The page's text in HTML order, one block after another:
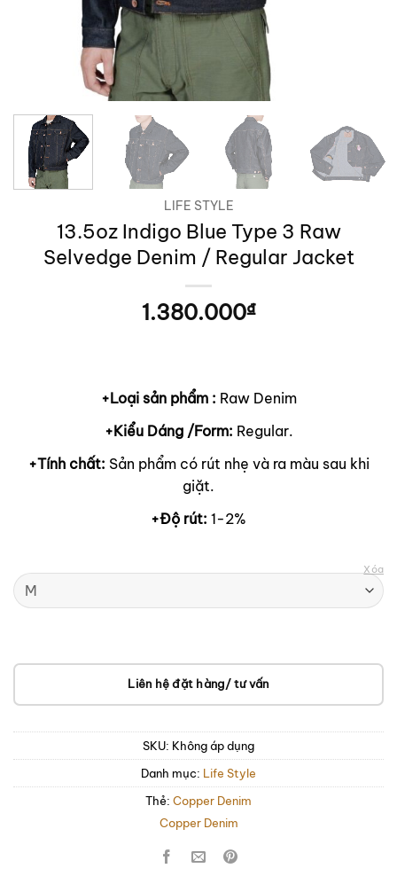
LIFE STYLE
13.5oz Indigo Blue Type 3 Raw
Selvedge Denim / Regular Jacket
1.380.000₫
+Loại sản phẩm : Raw Denim
+Kiểu Dáng /Form: Regular.
+Tính chất: Sản phẩm có rút nhẹ và ra màu sau khi
giặt.
+Độ rút: 1-2%
Xóa
Liên hệ đặt hàng/ tư vấn
SKU: Không áp dụng
Danh mục: Life Style
Thẻ: Copper Denim
Copper Denim